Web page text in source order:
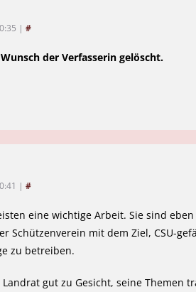
| #
der Verfasserin gelöscht.
| #
eine wichtige Arbeit. Sie sind
Schützenverein mit dem Ziel, CSU-
zu betreiben.
Landrat gut zu Gesicht, seine Themen